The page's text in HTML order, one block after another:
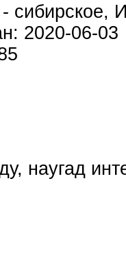
сибирское,
2020-06-03
наугад